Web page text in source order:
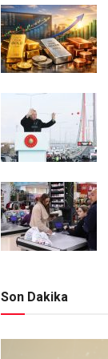
Son Dakika